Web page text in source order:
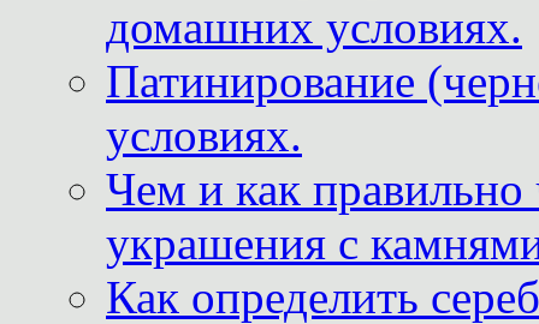
домашних условиях.
Патинирование
условиях.
Чем и как
украшения с
Как определить